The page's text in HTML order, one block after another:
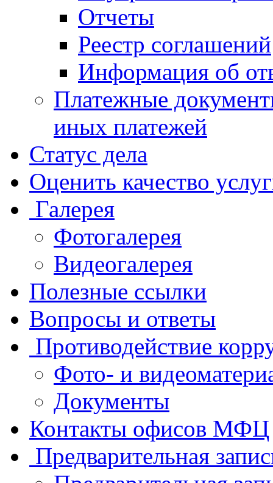
Отчеты
Реестр соглашений
Информация об
Платежные
иных платежей
Статус дела
Оценить качество
Галерея
Фотогалерея
Видеогалерея
Полезные ссылки
Вопросы и ответы
Противодействие
Фото- и
Документы
Контакты офисов МФЦ
Предварительная